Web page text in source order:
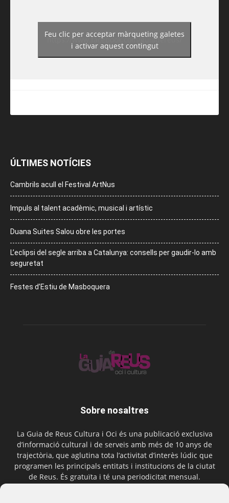
https://www.facebook.com/guiadereus/
Feu clic per acceptar màrqueting galetes
i activar aquest contingut
ÚLTIMES NOTÍCIES
Cambrils acull el Festival ArtNus
Impuls al talent acadèmic, musical i artístic
Duana Suites Salou obre les portes
L’eclipsi del segle arriba a Catalunya: consells per gaudir-lo amb
seguretat
Festes d’Estiu de Masboquera
Sobre nosaltres
La Guia de Reus Cultura i Oci és una publicació exclusiva
d’informació cultural i de serveis amb més de 10 anys de
trajectòria, que aglutina tota l’activitat d’interès lúdic que
programen les principals entitats i institucions de la ciutat
de Reus. És gratuïta i té una periodicitat mensual.